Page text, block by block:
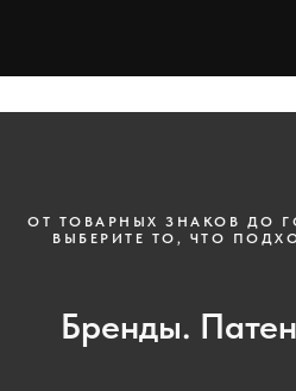
ОТ ТОВАРНЫХ ЗНАКОВ ДО
ВЫБЕРИТЕ ТО, ЧТО
Бренды.